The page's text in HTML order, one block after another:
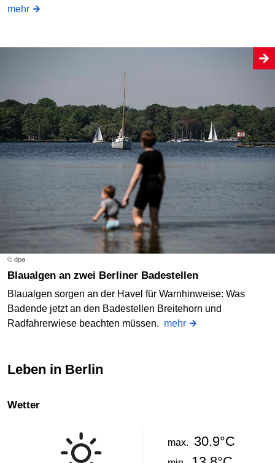
mehr
© dpa
Blaualgen an zwei Berliner Badestellen
Blaualgen sorgen an der Havel für Warnhinweise: Was
Badende jetzt an den Badestellen Breitehorn und
Radfahrerwiese beachten müssen. mehr
Leben in Berlin
Wetter
max. 30.9°C